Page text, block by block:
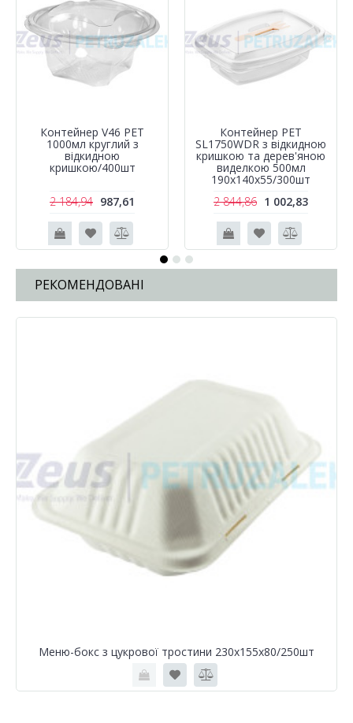
Контейнер V46 PET
1000мл круглий з
відкидною
кришкою/400шт
2 184,94 987,61
Контейнер РЕТ
SL1750WDR з відкидною
кришкою та дерев'яною
виделкою 500мл
190х140х55/300шт
2 844,86 1 002,83
РЕКОМЕНДОВАНІ
Меню-бокс з цукрової тростини 230х155х80/250шт